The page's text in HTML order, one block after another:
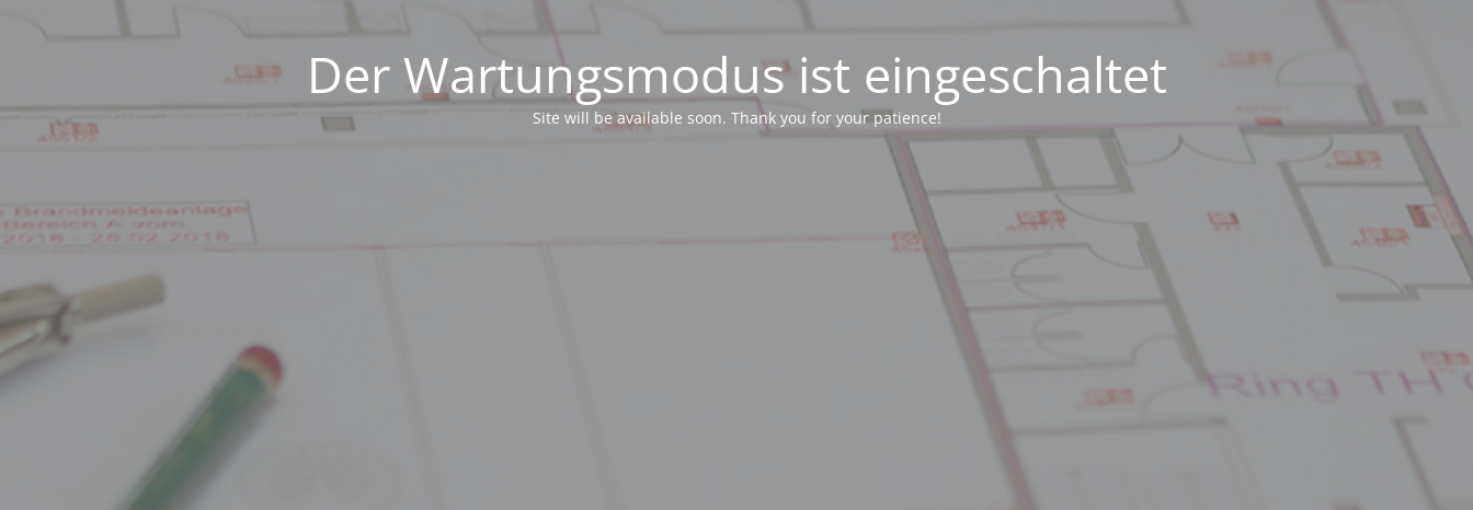
Der Wartungsmodus ist eingeschaltet
Site will be available soon. Thank you for your patience!